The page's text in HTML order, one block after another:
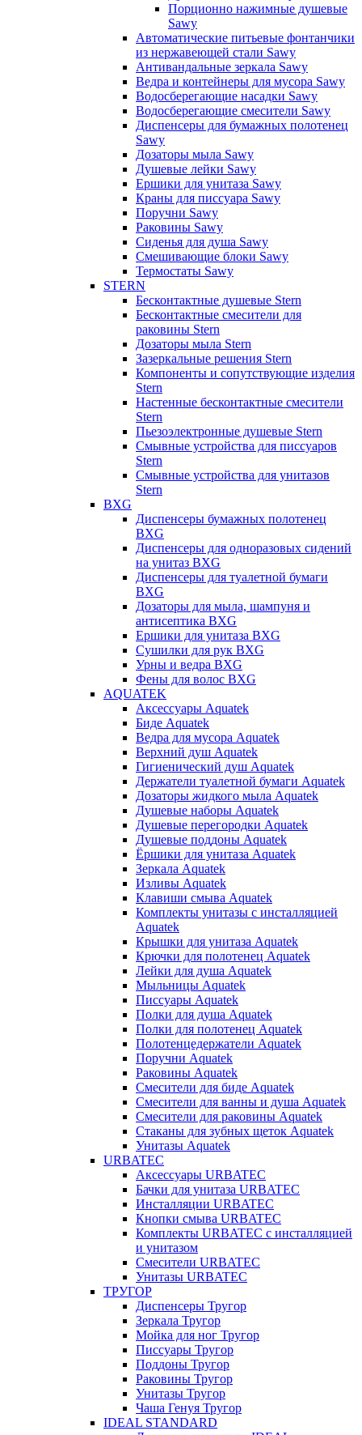
Порционно нажимные душевые
Sawy
Автоматические питьевые фонтанчики
из нержавеющей стали Sawy
Антивандальные зеркала Sawy
Ведра и контейнеры для мусора Sawy
Водосберегающие насадки Sawy
Водосберегающие смесители Sawy
Диспенсеры для бумажных полотенец
Sawy
Дозаторы мыла Sawy
Душевые лейки Sawy
Ершики для унитаза Sawy
Краны для писсуара Sawy
Поручни Sawy
Раковины Sawy
Сиденья для душа Sawy
Смешивающие блоки Sawy
Термостаты Sawy
STERN
Бесконтактные душевые Stern
Бесконтактные смесители для
раковины Stern
Дозаторы мыла Stern
Зазеркальные решения Stern
Компоненты и сопутствующие изделия
Stern
Настенные бесконтактные смесители
Stern
Пьезоэлектронные душевые Stern
Смывные устройства для писсуаров
Stern
Смывные устройства для унитазов
Stern
BXG
Диспенсеры бумажных полотенец
BXG
Диспенсеры для одноразовых сидений
на унитаз BXG
Диспенсеры для туалетной бумаги
BXG
Дозаторы для мыла, шампуня и
антисептика BXG
Ершики для унитаза BXG
Сушилки для рук BXG
Урны и ведра BXG
Фены для волос BXG
AQUATEK
Аксессуары Aquatek
Биде Aquatek
Ведра для мусора Aquatek
Верхний душ Aquatek
Гигиенический душ Aquatek
Держатели туалетной бумаги Aquatek
Дозаторы жидкого мыла Aquatek
Душевые наборы Aquatek
Душевые перегородки Aquatek
Душевые поддоны Aquatek
Ёршики для унитаза Aquatek
Зеркала Aquatek
Изливы Aquatek
Клавиши смыва Aquatek
Комплекты унитазы с инсталляцией
Aquatek
Крышки для унитаза Aquatek
Крючки для полотенец Aquatek
Лейки для душа Aquatek
Мыльницы Aquatek
Писсуары Aquatek
Полки для душа Aquatek
Полки для полотенец Aquatek
Полотенцедержатели Aquatek
Поручни Aquatek
Раковины Aquatek
Смесители для биде Aquatek
Смесители для ванны и душа Aquatek
Смесители для раковины Aquatek
Стаканы для зубных щеток Aquatek
Унитазы Aquatek
URBATEC
Аксессуары URBATEC
Бачки для унитаза URBATEC
Инсталляции URBATEC
Кнопки смыва URBATEC
Комплекты URBATEC с инсталляцией
и унитазом
Смесители URBATEC
Унитазы URBATEC
ТРУГОР
Диспенсеры Тругор
Зеркала Тругор
Мойка для ног Тругор
Писсуары Тругор
Поддоны Тругор
Раковины Тругор
Унитазы Тругор
Чаша Генуя Тругор
IDEAL STANDARD